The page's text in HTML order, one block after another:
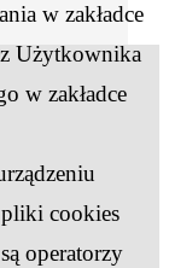
w zakładce
Użytkownika
w zakładce
cookies
operatorzy